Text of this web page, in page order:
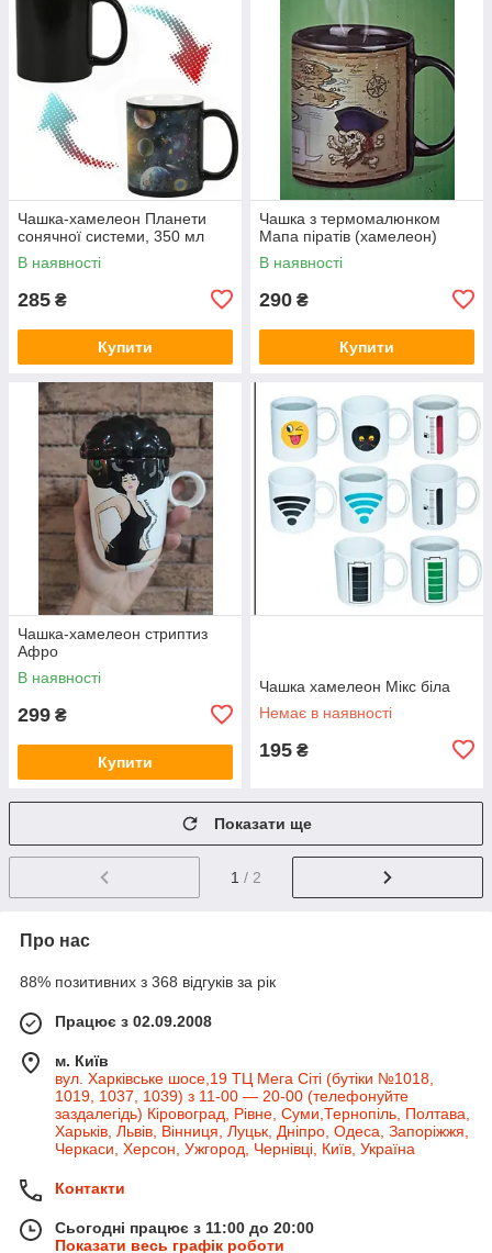
Чашка-хамелеон Планети
сонячної системи, 350 мл
В наявності
285 ₴
Купити
Чашка з термомалюнком
Мапа піратів (хамелеон)
В наявності
290 ₴
Купити
Чашка-хамелеон стриптиз
Афро
В наявності
299 ₴
Купити
Чашка хамелеон Мікс біла
Немає в наявності
195 ₴
Показати ще
1 / 2
Про нас
88% позитивних з 368 відгуків за рік
Працює з 02.09.2008
м. Київ
вул. Харківське шосе,19 ТЦ Мега Сіті (бутіки №1018,
1019, 1037, 1039) з 11-00 — 20-00 (телефонуйте
заздалегідь) Кіровоград, Рівне, Суми,Тернопіль, Полтава,
Харьків, Львів, Вінниця, Луцьк, Дніпро, Одеса, Запоріжжя,
Черкаси, Херсон, Ужгород, Чернівці, Київ, Україна
Контакти
Сьогодні працює з 11:00 до 20:00
Показати весь графік роботи